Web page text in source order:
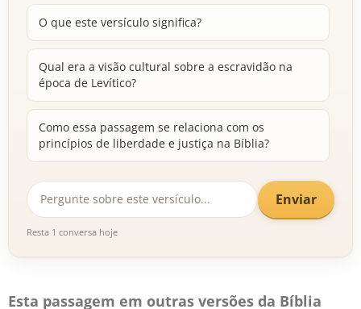
O que este versículo significa?
Qual era a visão cultural sobre a escravidão na
época de Levítico?
Como essa passagem se relaciona com os
princípios de liberdade e justiça na Bíblia?
Enviar
Resta 1 conversa hoje
Esta passagem em outras versões da Bíblia